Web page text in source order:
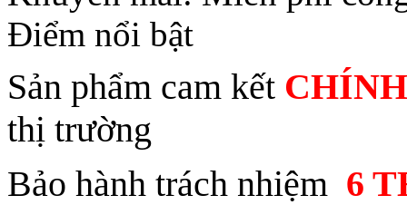
Điểm nổi bật
Sản phẩm cam kết
thị trường
Bảo hành trách nhiệm 6